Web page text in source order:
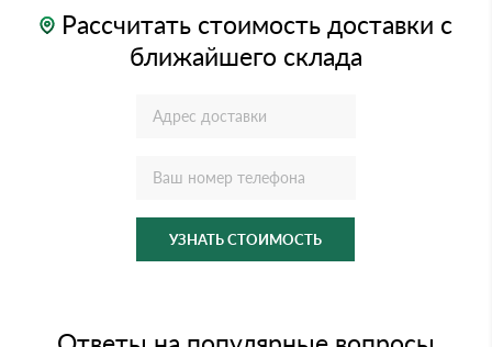
Рассчитать стоимость доставки с
ближайшего склада
УЗНАТЬ СТОИМОСТЬ